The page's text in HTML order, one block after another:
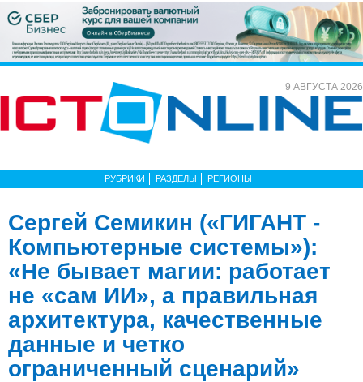
9 АВГУСТА 2026
РУБРИКИ РАЗДЕЛЫ РЕГИОНЫ
Сергей Семикин («ГИГАНТ -
Компьютерные системы»):
«Не бывает магии: работает
не «сам ИИ», а правильная
архитектура, качественные
данные и четко
ограниченный сценарий»